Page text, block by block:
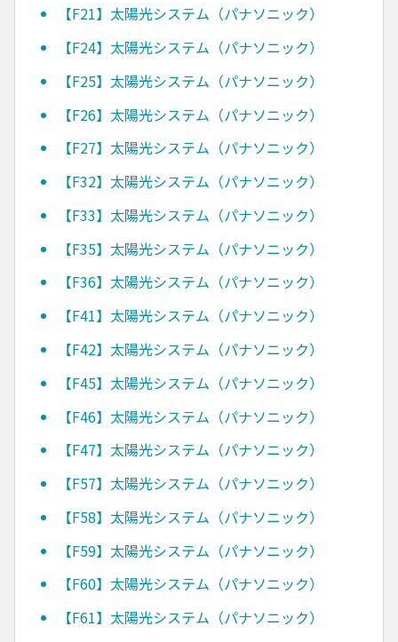
【F21】太陽光システム（パナソニック）
【F24】太陽光システム（パナソニック）
【F25】太陽光システム（パナソニック）
【F26】太陽光システム（パナソニック）
【F27】太陽光システム（パナソニック）
【F32】太陽光システム（パナソニック）
【F33】太陽光システム（パナソニック）
【F35】太陽光システム（パナソニック）
【F36】太陽光システム（パナソニック）
【F41】太陽光システム（パナソニック）
【F42】太陽光システム（パナソニック）
【F45】太陽光システム（パナソニック）
【F46】太陽光システム（パナソニック）
【F47】太陽光システム（パナソニック）
【F57】太陽光システム（パナソニック）
【F58】太陽光システム（パナソニック）
【F59】太陽光システム（パナソニック）
【F60】太陽光システム（パナソニック）
【F61】太陽光システム（パナソニック）